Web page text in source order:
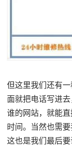
但这里我们还有
面就把电话写进
谁的网站，就能
时间。当然也需
这也是我们最后要